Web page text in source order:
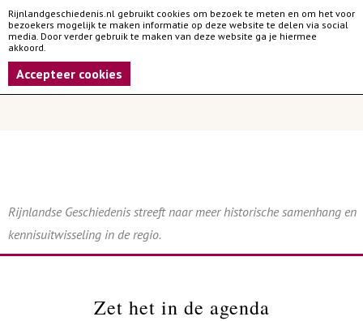
Rijnlandgeschiedenis.nl gebruikt cookies om bezoek te meten en om het voor
bezoekers mogelijk te maken informatie op deze website te delen via social
media. Door verder gebruik te maken van deze website ga je hiermee
akkoord.
Accepteer cookies
Rijnlandse Geschiedenis streeft naar meer historische samenhang en
kennisuitwisseling in de regio.
Zet het in de agenda